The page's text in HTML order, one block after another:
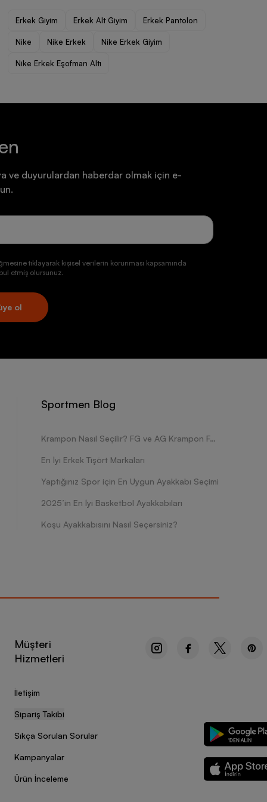
7.199,90 TL
Erkek Giyim Erkek Alt Giyim Erkek Pantolon
Nike Nike Erkek Nike Erkek Giyim
Nike Erkek Eşofman Altı
ve duyurulardan haberdar olmak için e-
tıklayarak kişisel verilerin korunması kapsamında
etmiş olursunuz.
ol
Sportmen Blog
Krampon Nasıl Seçilir? FG ve AG Krampon Farkları Nelerdir?
En İyi Erkek Tişört Markaları
Yaptığınız Spor için En Uygun Ayakkabı Seçimi
2025’in En İyi Basketbol Ayakkabıları
Koşu Ayakkabısını Nasıl Seçersiniz?
Müşteri
Hizmetleri
İletişim
Sipariş Takibi
Sıkça Sorulan Sorular
Kampanyalar
Ürün İnceleme